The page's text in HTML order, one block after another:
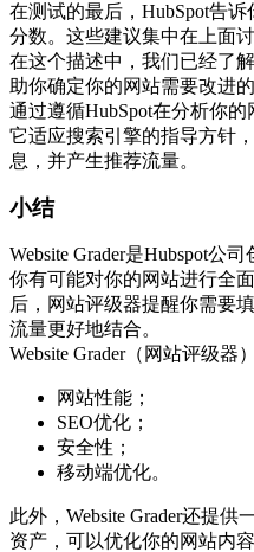
在测试的最后，HubSpot告
分数。这些建议集中在上面
在这个描述中，我们已经了
助你确定你的网站需要改进的
通过遵循HubSpot在分析你
它适应搜索引擎的指导方针
息，并产生推荐流量。
小结
Website Grader是Hubspot公
你有可能对你的网站进行全
后，网站评级器提醒你需要
流量更好地结合。
Website Grader（网站评级器
网站性能；
SEO优化；
安全性；
移动端优化。
此外，Website Grader还提
资产，可以优化你的网站内